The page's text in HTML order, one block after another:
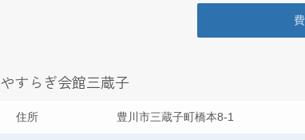
やすらぎ会館三蔵子
住所 豊川市三蔵子町橋本8-1